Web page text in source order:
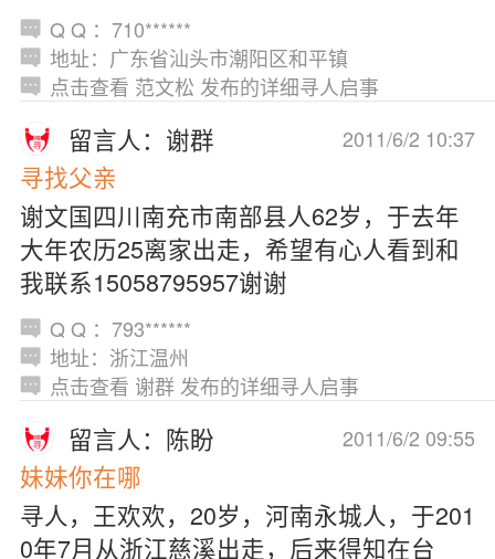
Q Q ：710******
地址：广东省汕头市潮阳区和平镇
点击查看 范文松 发布的详细寻人启事
2011/6/2 10:37
留言人：谢群
寻找父亲
谢文国四川南充市南部县人62岁，于去年
大年农历25离家出走，希望有心人看到和
我联系15058795957谢谢
Q Q ：793******
地址：浙江温州
点击查看 谢群 发布的详细寻人启事
2011/6/2 09:55
留言人：陈盼
妹妹你在哪
寻人，王欢欢，20岁，河南永城人，于201
0年7月从浙江慈溪出走，后来得知在台